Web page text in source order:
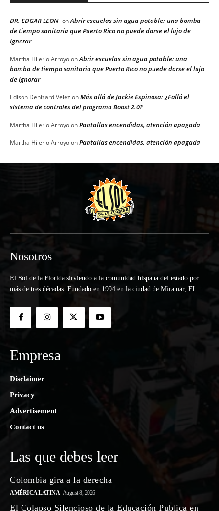
DR. EDGAR LEON onAbrir escuelas sin agua potable: una bomba
de tiempo sanitaria que Puerto Rico no puede darse el lujo de
ignorar
Martha Hilerio ArroyoonAbrir escuelas sin agua potable: una
bomba de tiempo sanitaria que Puerto Rico no puede darse el lujo
de ignorar
Edison Denizard Velez onMás allá de Jackie Espinosa: ¿Falló el
sistema de controles del programa Boost 2.0?
Martha Hilerio ArroyoonPantallas encendidas, atención apagada
Martha Hilerio ArroyoonPantallas encendidas, atención apagada
Nosotros
El Sol de la Florida sirviendo a la comunidad hispana del estado por
más de tres décadas. Fundado en 1994 en la ciudad de Miramar, FL.
Empresa
Disclaimer
Privacy
Advertisement
Contact us
Las que debes leer
Colombia gira a la derecha
AMÉRICA LATINA August 8, 2026
El Colapso Silencioso de la Educación Publica en